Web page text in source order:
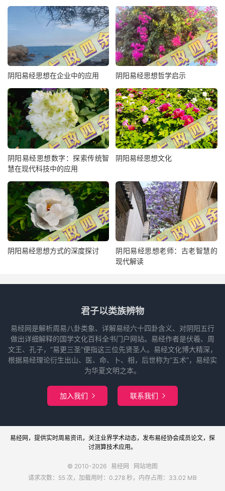
阴阳易经思想在企业中的应用 阴阳易经思想哲学启示
阴阳易经思想数字：探索传统智
慧在现代科技中的应用
阴阳易经思想文化
阴阳易经思想方式的深度探讨
阴阳易经思想老师：古老智慧的
现代解读
君子以类族辨物
易经网是解析周易八卦类象、详解易经六十四卦含义、对阴阳五行
做出详细解释的国学文化百科全书门户网站。易经作者是伏羲、周
文王、孔子，“易更三圣”便指这三位先贤圣人。易经文化博大精深，
根据易经理论衍生出山、医、命、卜、相，后世称为“五术”，易经实
为华夏文明之本。
加入我们  联系我们 
易经网 ，提供实时周易资讯，关注业界学术动态，发布易经协会成员论文，探
讨测算技术应用。
© 2010-2026 易经网
网站地图
请求次数：55 次，加载用时：0.278 秒，内存占用：33.02 MB